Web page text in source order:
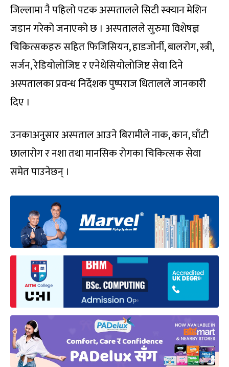
जिल्लामा नै पहिलो पटक अस्पतालले सिटी स्क्यान मेशिन
जडान गरेको जनाएको छ । अस्पतालले सुरुमा विशेषज्ञ
चिकित्सकहरु सहित फिजिसियन, हाडजोर्नी, बालरोग, स्त्री,
सर्जन, रेडियोलोजिष्ट र एनेथेसियोलोजिष्ट सेवा दिने
अस्पतालका प्रवन्ध निर्देशक पुष्पराज धितालले जानकारी
दिए ।
उनकाअनुसार अस्पताल आउने बिरामीले नाक, कान, घाँटी
छालारोग र नशा तथा मानसिक रोगका चिकित्सक सेवा
समेत पाउनेछन् ।